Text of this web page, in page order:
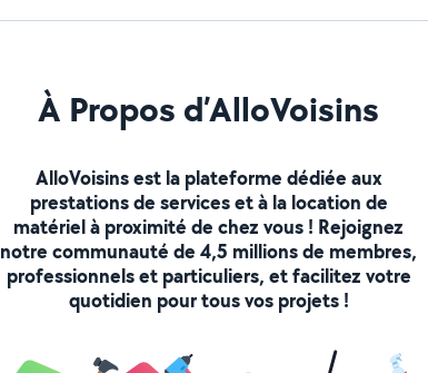
À Propos d’AlloVoisins
AlloVoisins est la plateforme dédiée aux
prestations de services et à la location de
matériel à proximité de chez vous ! Rejoignez
notre communauté de 4,5 millions de membres,
professionnels et particuliers, et facilitez votre
quotidien pour tous vos projets !